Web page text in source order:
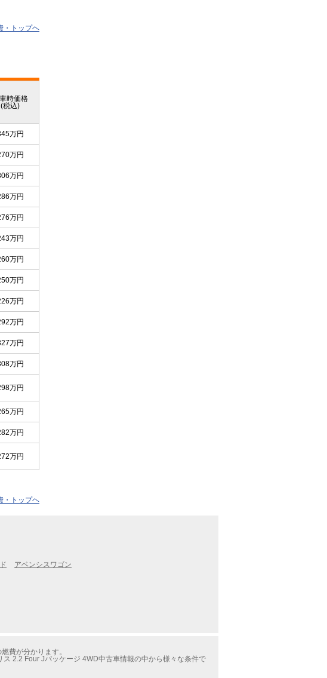
・トップヘ
時価格
(税込)
万円
万円
万円
万円
万円
万円
万円
万円
万円
万円
万円
万円
万円
万円
万円
万円
・トップヘ
アベンシスワゴン
費が分かります。
2.2 Four Jパッケージ 4WD中古車情報の中から様々な条件で